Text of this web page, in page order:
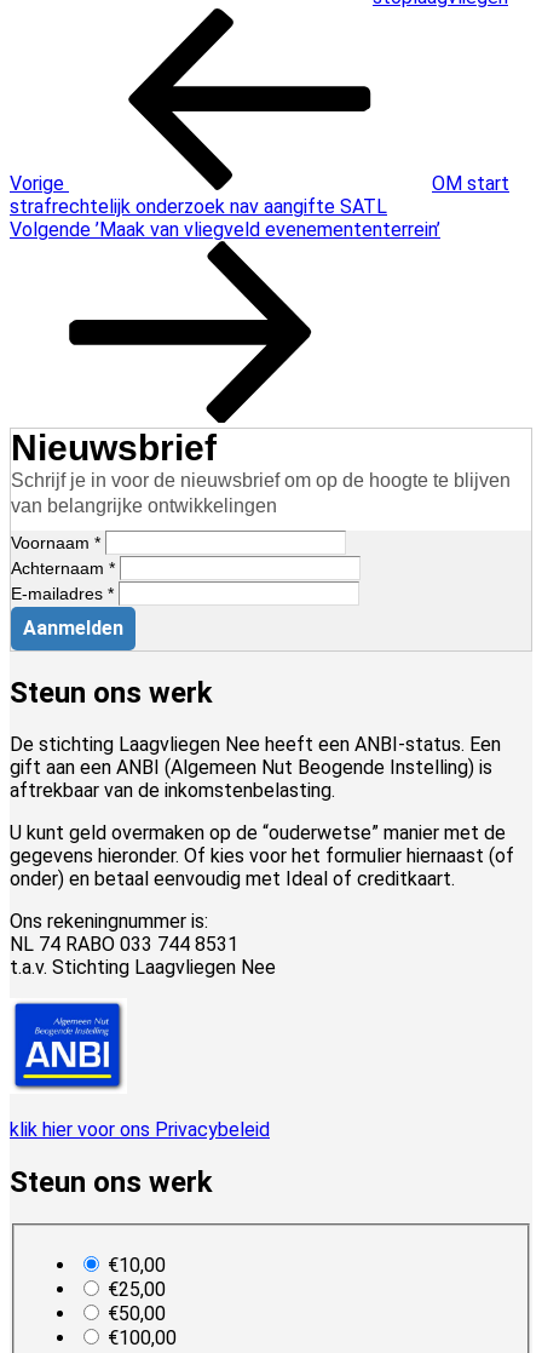
Vorige
OM start
strafrechtelijk onderzoek nav aangifte SATL
Volgend
Volgende ’Maak van vliegveld evenemententerrein’
Nieuwsbrief
Schrijf je in voor de nieuwsbrief om op de hoogte te blijven
van belangrijke ontwikkelingen
Voornaam *
Achternaam *
E-mailadres *
Aanmelden
Steun ons werk
De stichting Laagvliegen Nee heeft een ANBI-status. Een
gift aan een ANBI (Algemeen Nut Beogende Instelling) is
aftrekbaar van de inkomstenbelasting.
U kunt geld overmaken op de “ouderwetse” manier met de
gegevens hieronder. Of kies voor het formulier hiernaast (of
onder) en betaal eenvoudig met Ideal of creditkaart.
Ons rekeningnummer is:
NL 74 RABO 033 744 8531
t.a.v. Stichting Laagvliegen Nee
klik hier voor ons Privacybeleid
Steun ons werk
€10,00
€25,00
€50,00
€100,00